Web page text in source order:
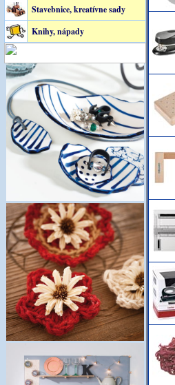
Stavebnice, kreatívne sady
Knihy, nápady